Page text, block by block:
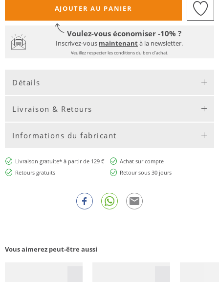
AJOUTER AU PANIER
Voulez-vous économiser -10% ?
Inscrivez-vous maintenantà la newsletter.
Veuillez respecter les conditions du bon d'achat.
Détails
Livraison & Retours
Informations du fabricant
Livraison gratuite* à partir de 129 €
Achat sur compte
Retours gratuits
Retour sous 30 jours
Vous aimerez peut-être aussi